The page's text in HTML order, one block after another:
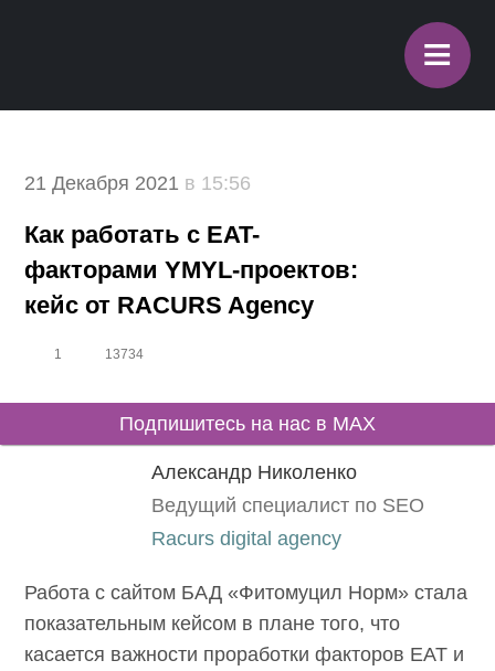
≡
21 Декабря 2021 в 15:56
Как работать с EAT-
факторами YMYL-проектов:
кейс от RACURS Agency
1 13734
Подпишитесь на нас в MAX
Александр Николенко
Ведущий специалист по SEO
Racurs digital agency
Работа с сайтом БАД «Фитомуцил Норм» стала
показательным кейсом в плане того, что
касается важности проработки факторов EAT и